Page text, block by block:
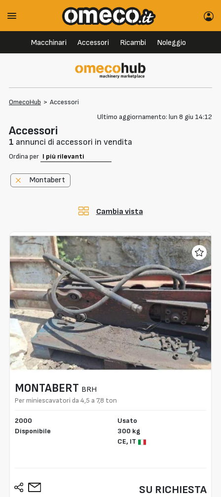
Macchinari Accessori Ricambi Noleggio
OmecoHub > Accessori
Ultimo aggiornamento: lun 8 giu 14:12
Accessori
1 annunci di accessori in vendita
Ordina per
Montabert
Cambia vista
MONTABERT BRH
Per miniescavatori da 4,5 a 7,8 ton
2000
Disponibile
Usato
300 kg
CE, IT
SU RICHIESTA